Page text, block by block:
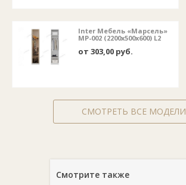
Inter Мебель «Марсель»
МР-002 (2200x500x600) L2
от 303,00 руб.
СМОТРЕТЬ ВСЕ МОДЕЛИ
Смотрите также